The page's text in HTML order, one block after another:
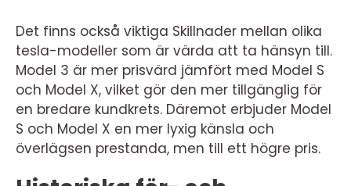
Det finns också viktiga Skillnader mellan olika
tesla-modeller som är värda att ta hänsyn till.
Model 3 är mer prisvärd jämfört med Model S
och Model X, vilket gör den mer tillgänglig för
en bredare kundkrets. Däremot erbjuder Model
S och Model X en mer lyxig känsla och
överlägsen prestanda, men till ett högre pris.